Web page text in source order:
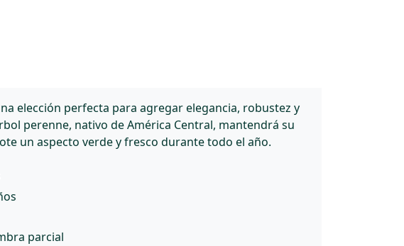
elección perfecta para agregar elegancia, robustez y
perenne, nativo de América Central, mantendrá su
un aspecto verde y fresco durante todo el año.
parcial